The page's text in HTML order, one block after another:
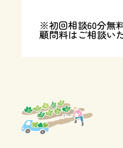
※初回相談60分
顧問料はご相談い